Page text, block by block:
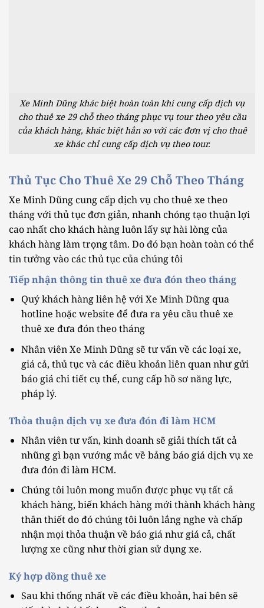
Xe Minh Dũng khác biệt hoàn toàn khi cung cấp dịch vụ
cho thuê xe 29 chỗ theo tháng phục vụ tour theo yêu cầu
của khách hàng, khác biệt hẳn so với các đơn vị cho thuê
xe khác chỉ cung cấp dịch vụ theo tour.
Thủ Tục Cho Thuê Xe 29 Chỗ Theo Tháng
Xe Minh Dũng cung cấp dịch vụ cho thuê xe theo
tháng với thủ tục đơn giản, nhanh chóng tạo thuận lợi
cao nhất cho khách hàng luôn lấy sự hài lòng của
khách hàng làm trọng tâm. Do đó bạn hoàn toàn có thể
tin tưởng vào các thủ tục của chúng tôi
Tiếp nhận thông tin thuê xe đưa đón theo tháng
Quý khách hàng liên hệ với Xe Minh Dũng qua
hotline hoặc website để đưa ra yêu cầu thuê xe
thuê xe đưa đón theo tháng
Nhân viên Xe Minh Dũng sẽ tư vấn về các loại xe,
giá cả, thủ tục và các điều khoản liên quan như gửi
báo giá chi tiết cụ thể, cung cấp hồ sơ năng lực,
pháp lý.
Thỏa thuận dịch vụ xe đưa đón đi làm HCM
Nhân viên tư vấn, kinh doanh sẽ giải thích tất cả
nhũng gì bạn vướng mắc về bảng báo giá dịch vụ xe
đưa đón đi làm HCM.
Chúng tôi luôn mong muốn được phục vụ tất cả
khách hàng, biến khách hàng mới thành khách hàng
thân thiết do đó chúng tôi luôn lắng nghe và chấp
nhận mọi thỏa thuận về báo giá như giá cả, chất
lượng xe cũng như thời gian sử dụng xe.
Ký hợp đồng thuê xe
Sau khi thống nhất về các điều khoản, hai bên sẽ